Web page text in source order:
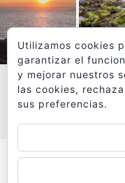
VER MÁS
Todos
Utilizamos cookies
garantizar el
y mejorar nuestros
las cookies,
sus preferencias.